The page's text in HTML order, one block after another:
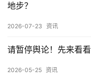
地步？
2026-07-23 资讯
请暂停舆论！先来看
2026-05-25 资讯